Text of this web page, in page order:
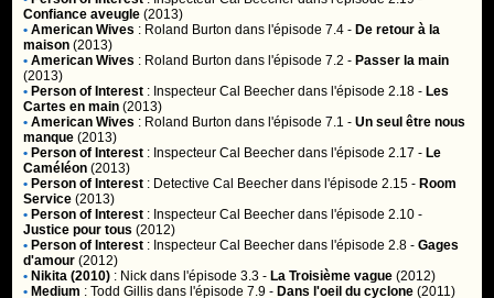
Confiance aveugle (2013)
• American Wives : Roland Burton dans l'épisode 7.4 - De retour à la
maison (2013)
• American Wives : Roland Burton dans l'épisode 7.2 - Passer la main
(2013)
• Person of Interest : Inspecteur Cal Beecher dans l'épisode 2.18 - Les
Cartes en main (2013)
• American Wives : Roland Burton dans l'épisode 7.1 -Un seul être nous
manque (2013)
• Person of Interest : Inspecteur Cal Beecher dans l'épisode 2.17 - Le
Caméléon (2013)
• Person of Interest : Detective Cal Beecher dans l'épisode 2.15 - Room
Service (2013)
• Person of Interest : Inspecteur Cal Beecher dans l'épisode 2.10 -
Justice pour tous (2012)
• Person of Interest : Inspecteur Cal Beecher dans l'épisode 2.8 -Gages
d'amour (2012)
• Nikita (2010) : Nick dans l'épisode 3.3 - La Troisième vague (2012)
• Medium :Todd Gillis dans l'épisode 7.9 - Dans l'oeil du cyclone (2011)